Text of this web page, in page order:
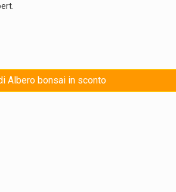
Albero bonsai in sconto